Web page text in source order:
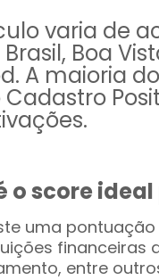
varia de
Brasil, Boa
A maioria
o score
uma
financeiras
entre